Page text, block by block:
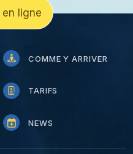
COMME Y ARRIVER
TARIFS
NEWS
en ligne